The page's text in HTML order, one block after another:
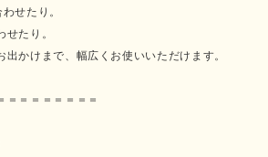
せたり。
たり。
かけまで、幅広くお使いいただけます。
＝＝＝＝＝＝＝＝